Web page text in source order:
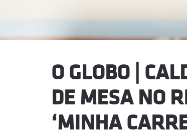
O GLOBO |
DE MESA NO
‘MINHA